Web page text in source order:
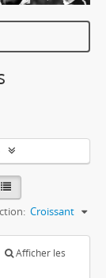
Croissant
Afficher les